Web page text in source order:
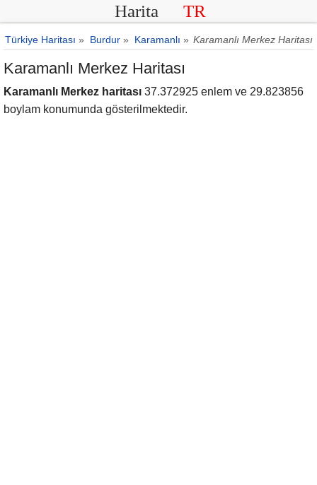
Harita TR
Türkiye Haritası » Burdur » Karamanlı » Karamanlı Merkez Haritası
Karamanlı Merkez Haritası
Karamanlı Merkez haritası 37.372925 enlem ve 29.823856
boylam konumunda gösterilmektedir.